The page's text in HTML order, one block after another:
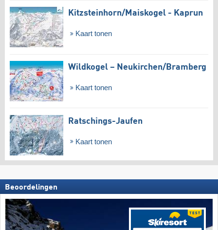
Kitzsteinhorn/​Maiskogel - Kaprun
Kaart tonen
Wildkogel – Neukirchen/​Bramberg
Kaart tonen
Ratschings-Jaufen
Kaart tonen
Beoordelingen